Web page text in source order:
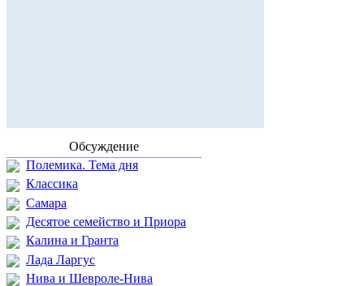
Обсуждение
Полемика. Тема дня
Классика
Самара
Десятое семейство и Приора
Калина и Гранта
Лада Ларгус
Нива и Шевроле-Нива